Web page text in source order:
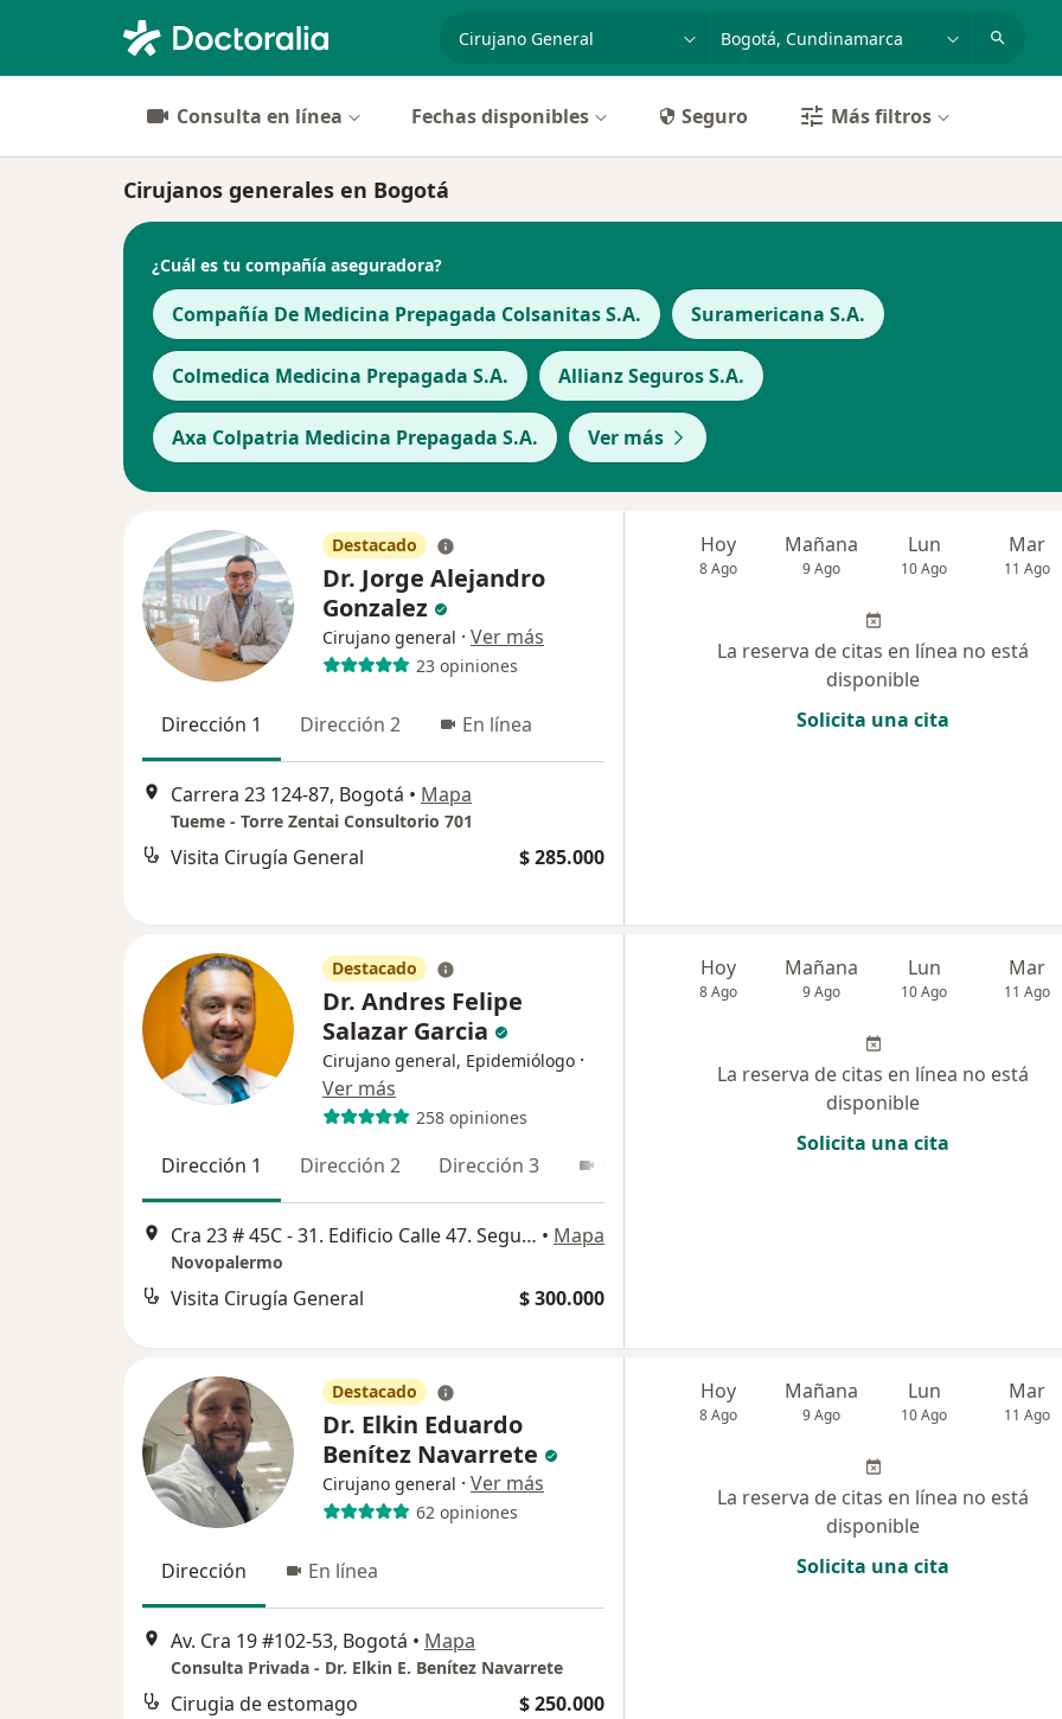
especialidad, enfermedad o nombre
p. ej. Bogotá
Consulta en línea Fechas disponibles Seguro Más filtros
Cirujanos generales en Bogotá
¿Cuál es tu compañía aseguradora?
Compañía De Medicina Prepagada Colsanitas S.A. Suramericana S.A.
Colmedica Medicina Prepagada S.A. Allianz Seguros S.A.
Axa Colpatria Medicina Prepagada S.A. Ver más
Destacado
Dr. Jorge Alejandro
Gonzalez
Cirujano general · Ver más
23 opiniones
Dirección 1 Dirección 2 En línea
Carrera 23 124-87, Bogotá • Mapa
Tueme - Torre Zentai Consultorio 701
Visita Cirugía General $ 285.000
Hoy
8 Ago
Mañana
9 Ago
Lun
10 Ago
Mar
11 Ago
La reserva de citas en línea no está
disponible
Solicita una cita
Destacado
Dr. Andres Felipe
Salazar Garcia
Cirujano general, Epidemiólogo ·
Ver más
258 opiniones
Dirección 1 Dirección 2 Dirección 3
Cra 23 # 45C - 31. Edificio Calle 47. Segundo piso, costado sur. , Bogotá • Mapa
Novopalermo
Visita Cirugía General $ 300.000
Hoy
8 Ago
Mañana
9 Ago
Lun
10 Ago
Mar
11 Ago
La reserva de citas en línea no está
disponible
Solicita una cita
Destacado
Dr. Elkin Eduardo
Benítez Navarrete
Cirujano general · Ver más
62 opiniones
Dirección En línea
Av. Cra 19 #102-53, Bogotá • Mapa
Consulta Privada - Dr. Elkin E. Benítez Navarrete
Cirugia de estomago $ 250.000
Hoy
8 Ago
Mañana
9 Ago
Lun
10 Ago
Mar
11 Ago
La reserva de citas en línea no está
disponible
Solicita una cita